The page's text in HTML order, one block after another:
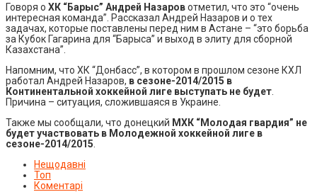
Говоря о ХК “Барыс” Андрей Назаровотметил, что это “очень
интересная команда”. Рассказал Андрей Назаров и о тех
задачах, которые поставлены перед ним в Астане – “это борьба
за Кубок Гагарина для “Барыса” и выход в элиту для сборной
Казахстана”.
Напомним, что ХК “Донбасс”, в котором в прошлом сезоне КХЛ
работал Андрей Назаров, в сезоне-2014/2015 в
Континентальной хоккейной лиге выступать не будет
Причина – ситуация, сложившаяся в Украине.
Также мы сообщали, что донецкий МХК “Молодая гвардия” не
будет участвовать в Молодежной хоккейной лиге в
сезоне-2014/2015
Нещодавні
Топ
Коментарі